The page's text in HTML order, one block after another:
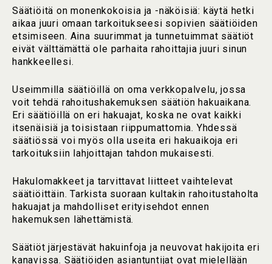
Säätiöitä on monenkokoisia ja -näköisiä: käytä hetki
aikaa juuri omaan tarkoitukseesi sopivien säätiöiden
etsimiseen. Aina suurimmat ja tunnetuimmat säätiöt
eivät välttämättä ole parhaita rahoittajia juuri sinun
hankkeellesi.
Useimmilla säätiöillä on oma verkkopalvelu, jossa
voit tehdä rahoitushakemuksen säätiön hakuaikana.
Eri säätiöillä on eri hakuajat, koska ne ovat kaikki
itsenäisiä ja toisistaan riippumattomia. Yhdessä
säätiössä voi myös olla useita eri hakuaikoja eri
tarkoituksiin lahjoittajan tahdon mukaisesti.
Hakulomakkeet ja tarvittavat liitteet vaihtelevat
säätiöittäin. Tarkista suoraan kultakin rahoitustaholta
hakuajat ja mahdolliset erityisehdot ennen
hakemuksen lähettämistä.
Säätiöt järjestävät hakuinfoja ja neuvovat hakijoita eri
kanavissa. Säätiöiden asiantuntijat ovat mielellään